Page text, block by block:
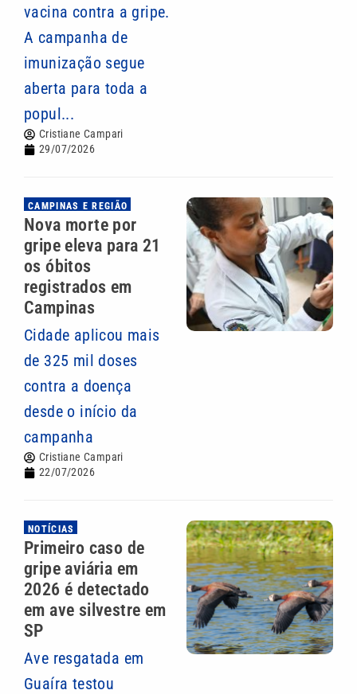
vacina contra a gripe.
A campanha de
imunização segue
aberta para toda a
popul...
Cristiane Campari
29/07/2026
CAMPINAS E REGIÃO
Nova morte por
gripe eleva para 21
os óbitos
registrados em
Campinas
Cidade aplicou mais
de 325 mil doses
contra a doença
desde o início da
campanha
Cristiane Campari
22/07/2026
NOTÍCIAS
Primeiro caso de
gripe aviária em
2026 é detectado
em ave silvestre em
SP
Ave resgatada em
Guaíra testou